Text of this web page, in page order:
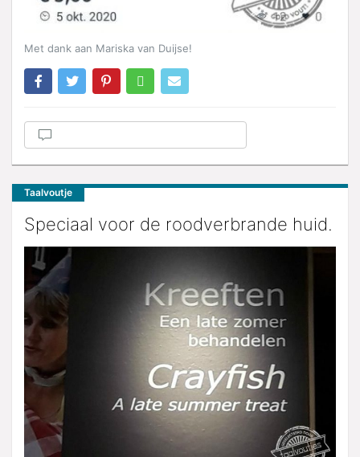
Met dank aan Mariska van Duijse!
Taalvoutje
Speciaal voor de roodverbrande huid.